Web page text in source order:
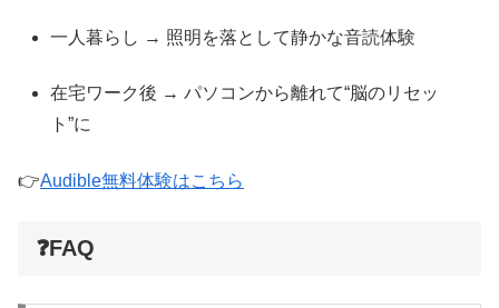
一人暮らし → 照明を落として静かな音読体験
在宅ワーク後 → パソコンから離れて“脳のリセッ
ト”に
👉Audible無料体験はこちら
❓FAQ